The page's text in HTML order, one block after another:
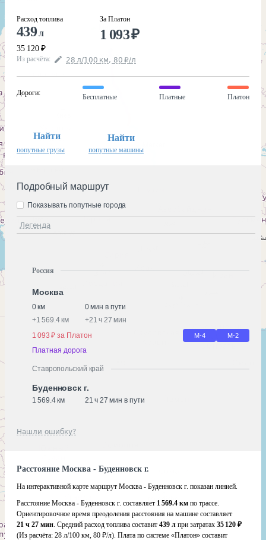
Расход топлива
439л
35 120 ₽
За Платон
1 093₽
Из расчёта: 28 л/100 км, 80 ₽/л
Дороги:
Бесплатные Платные Платон
Найти
попутные грузы
Найти
попутные машины
Подробный маршрут
Легенда
Показывать попутные города
Россия
Москва
0 км
0 мин в пути
+1 569.4 км +21 ч 27 мин
1 093 ₽ за Платон
М-4 М-2
Платная дорога
Ставропольский край
Буденновск г.
1 569.4 км 21 ч 27 мин в пути
Нашли ошибку?
Расстояние Москва - Буденновск г.
На интерактивной карте маршрут Москва - Буденновск г. показан линией.
Расстояние Москва - Буденновск г. составляет 1 569.4 км по трассе.
Ориентировочное время преодоления расстояния на машине составляет
21 ч 27 мин. Средний расход топлива составит 439 л при затратах 35 120 ₽
(Из расчёта: 28 л/100 км, 80 ₽/л). Плата по системе «Платон» составит